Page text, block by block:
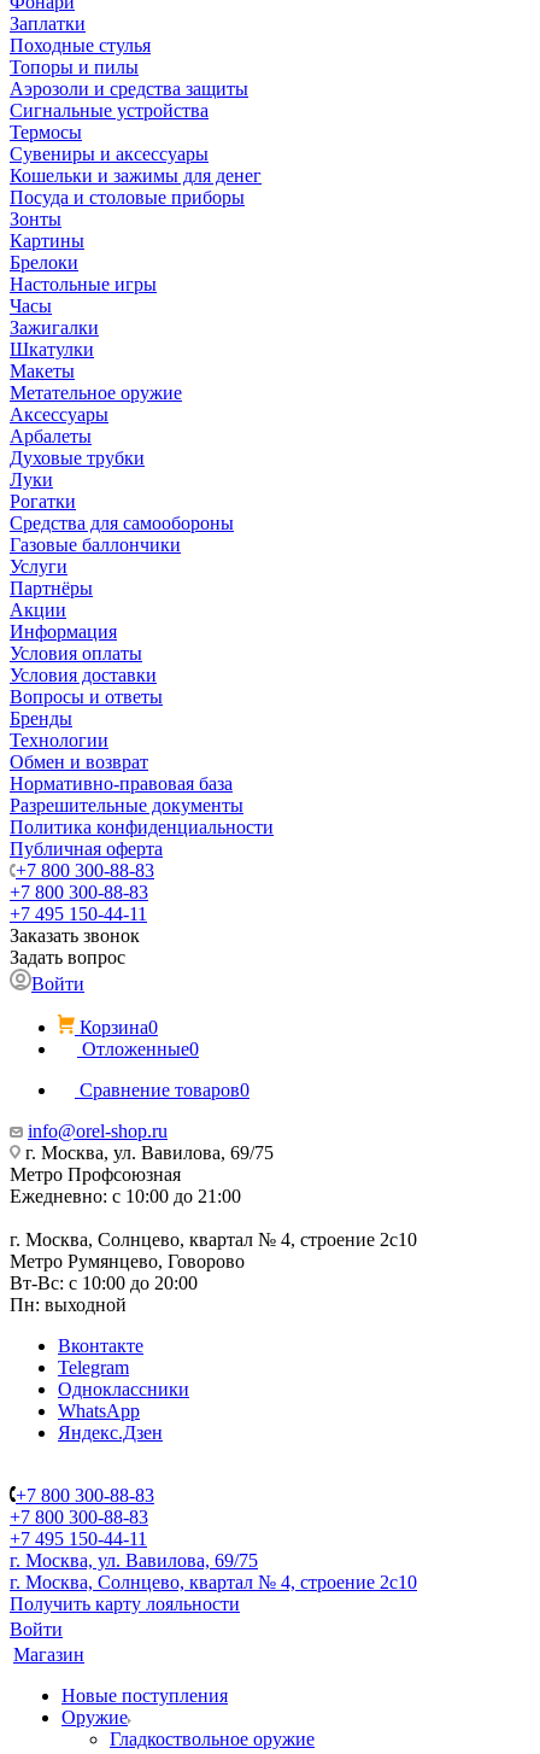
Заплатки
Походные стулья
Топоры и пилы
Аэрозоли и средства защиты
Сигнальные устройства
Термосы
Сувениры и аксессуары
Кошельки и зажимы для денег
Посуда и столовые приборы
Зонты
Картины
Брелоки
Настольные игры
Часы
Зажигалки
Шкатулки
Макеты
Метательное оружие
Аксессуары
Арбалеты
Духовые трубки
Луки
Рогатки
Средства для самообороны
Газовые баллончики
Услуги
Партнёры
Акции
Информация
Условия оплаты
Условия доставки
Вопросы и ответы
Бренды
Технологии
Обмен и возврат
Нормативно-правовая база
Разрешительные документы
Политика конфиденциальности
Публичная оферта
+7 800 300-88-83
+7 800 300-88-83
+7 495 150-44-11
Заказать звонок
Задать вопрос
Войти
Корзина0
Отложенные0
Сравнение товаров0
info@orel-shop.ru
г. Москва, ул. Вавилова, 69/75
Метро Профсоюзная
Ежедневно: с 10:00 до 21:00
г. Москва, Солнцево, квартал № 4, строение 2с10
Метро Румянцево, Говорово
Вт-Вс: с 10:00 до 20:00
Пн: выходной
Вконтакте
Telegram
Одноклассники
WhatsApp
Яндекс.Дзен
+7 800 300-88-83
+7 800 300-88-83
+7 495 150-44-11
г. Москва, ул. Вавилова, 69/75
г. Москва, Солнцево, квартал № 4, строение 2с10
Получить карту лояльности
Войти
Магазин
Новые поступления
Оружие
Гладкоствольное оружие